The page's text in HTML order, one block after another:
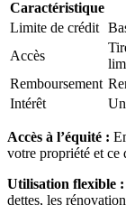
Caractéristique
Limite de crédit
Accès
Remboursement
Intérêt
Accès à l’équité :
votre propriété et ce
Utilisation flexible :
dettes, les